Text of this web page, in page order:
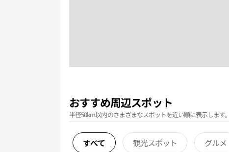
おすすめ周辺スポット
半径50km以内のさまざまなスポットを近い順に表示します。
すべて 観光スポット グルメ